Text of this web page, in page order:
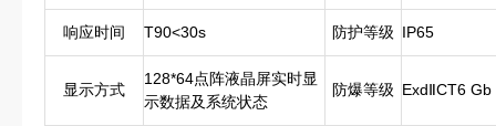
响应时间 T90<30s 防护等级 IP65
显示方式
128*64点阵液晶屏实时显
示数据及系统状态
防爆等级 ExdⅡCT6